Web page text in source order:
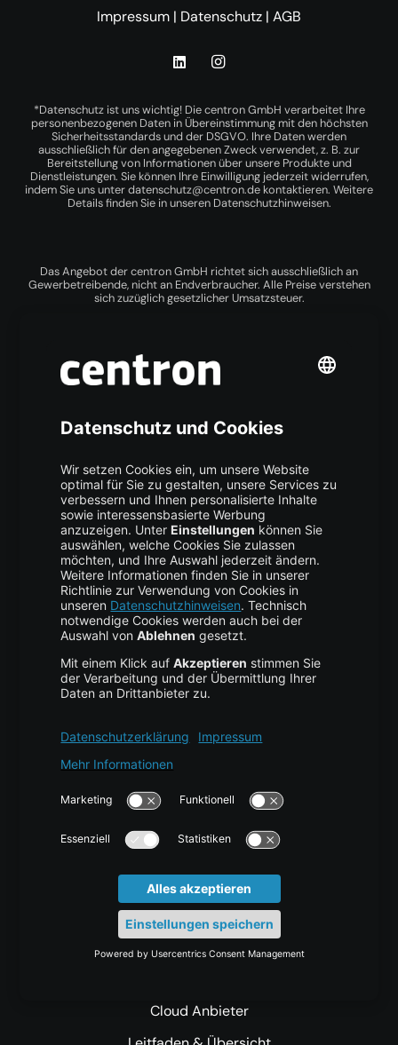
Impressum | Datenschutz | AGB
*Datenschutz ist uns wichtig! Die centron GmbH verarbeitet Ihre
personenbezogenen Daten in Übereinstimmung mit den höchsten
Sicherheitsstandards und der DSGVO. Ihre Daten werden
ausschließlich für den angegebenen Zweck verwendet, z. B. zur
Bereitstellung von Informationen über unsere Produkte und
Dienstleistungen. Sie können Ihre Einwilligung jederzeit widerrufen,
indem Sie uns unterdatenschutz@centron.de kontaktieren. Weitere
Details finden Sie in unseren Datenschutzhinweisen.
Das Angebot der centron GmbH richtet sich ausschließlich an
Gewerbetreibende, nicht an Endverbraucher. Alle Preise verstehen
sich zuzüglich gesetzlicher Umsatzsteuer.
Produkte
Cloud GPU
Kubernetes
Managed Server
Managed Services
S3 Object Storage
Managed Firewall
Colocation
Preisliste & Tarife
Mehr centron
Data Recovery
Backup Service
Business Hosting
Cloud Anbieter